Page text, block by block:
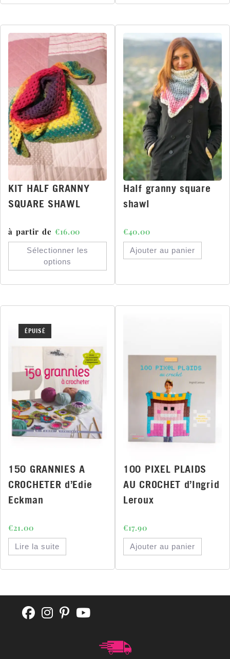
KIT HALF GRANNY
SQUARE SHAWL
à partir de €16.00
Sélectionner les
options
Half granny square
shawl
€40.00
Ajouter au panier
ÉPUISÉ
150 GRANNIES A
CROCHETER d’Edie
Eckman
€21.00
Lire la suite
100 PIXEL PLAIDS
AU CROCHET d’Ingrid
Leroux
€17.90
Ajouter au panier